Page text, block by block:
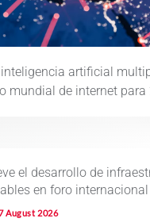
inteligencia artificial
mundial de internet para
el desarrollo de
en foro internacional
August 2026